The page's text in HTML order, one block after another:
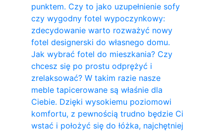
punktem. Czy to jako uzupełnienie sofy
czy wygodny fotel wypoczynkowy:
zdecydowanie warto rozważyć nowy
fotel designerski do własnego domu.
Jak wybrać fotel do mieszkania? Czy
chcesz się po prostu odprężyć i
zrelaksować? W takim razie nasze
meble tapicerowane są właśnie dla
Ciebie. Dzięki wysokiemu poziomowi
komfortu, z pewnością trudno będzie Ci
wstać i położyć się do łóżka, najchętniej